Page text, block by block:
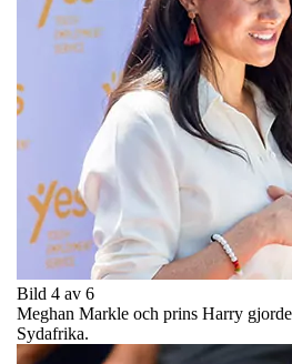
Bild 4 av 6
Meghan Markle och prins Harry
Sydafrika.